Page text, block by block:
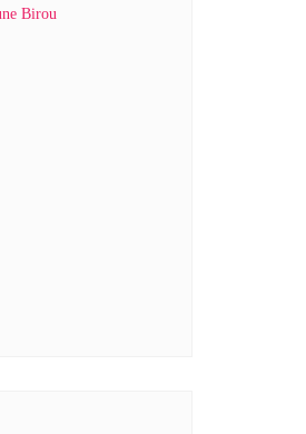
Birou